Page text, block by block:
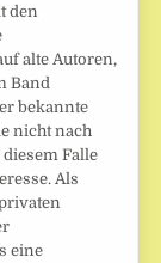
den
alte Autoren,
Band
bekannte
nicht nach
Falle
Als
eine